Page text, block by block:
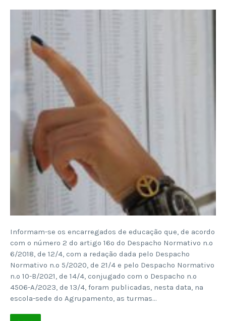
Informam-se os encarregados de educação que, de acordo
com o número 2 do artigo 16º do Despacho Normativo n.º
6/2018, de 12/4, com a redação dada pelo Despacho
Normativo n.º 5/2020, de 21/4 e pelo Despacho Normativo
n.º 10-B/2021, de 14/4, conjugado com o Despacho n.º
4506-A/2023, de 13/4, foram publicadas, nesta data, na
escola-sede do Agrupamento, as turmas…